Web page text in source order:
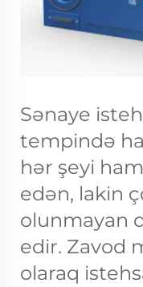
Sənaye
tempində
hər şeyi
edən, lakin
olunmayan
edir. Zavod
olaraq